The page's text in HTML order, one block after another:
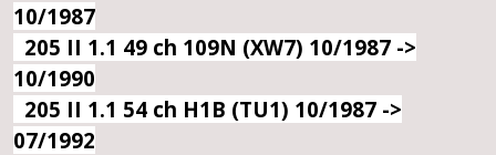
10/1987
205 II 1.1 49 ch 109N (XW7) 10/1987 ->
10/1990
205 II 1.1 54 ch H1B (TU1) 10/1987 ->
07/1992